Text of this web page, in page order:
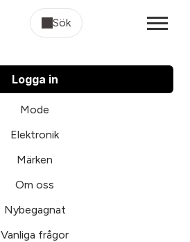
Sök
Logga in
Mode
Elektronik
Märken
Om oss
Nybegagnat
Vanliga frågor